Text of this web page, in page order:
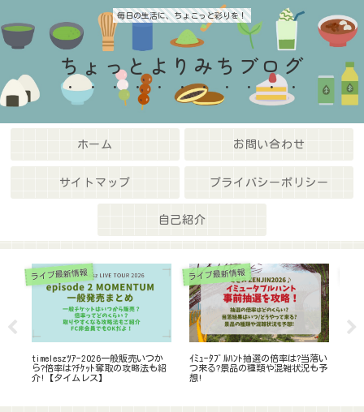
毎日の生活に、ちょこっと彩りを！
ちょっとよりみちブログ
ホーム お問い合わせ
サイトマップ プライバシーポリシー
自己紹介
ライブ最新情報
timeleszﾂｱｰ2026一般販売いつか
ら?倍率は?ﾁｹｯﾄ奪取の攻略法も紹
介!【タイムレス】
ライブ最新情報
ｲﾐｭｰﾀﾌﾞﾙﾊﾝﾄ抽選の倍率は?当落い
つ来る?景品の種類や混雑状況も予
想!